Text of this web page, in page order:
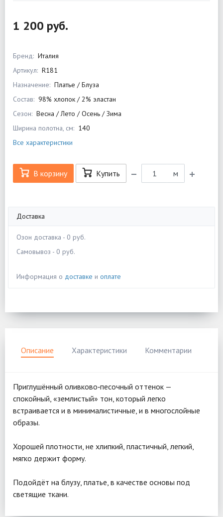
1 200 руб.
Бренд: Италия
Артикул: R181
Назначение: Платье / Блуза
Состав: 98% хлопок / 2% эластан
Сезон: Весна / Лето / Осень / Зима
Ширина полотна, см: 140
Все характеристики
В корзину Купить м
Доставка
Озон доставка - 0 руб.
Самовывоз - 0 руб.
Информация о доставке и оплате
Описание Характеристики Комментарии
Приглушённый оливково‑песочный оттенок —
спокойный, «землистый» тон, который легко
встраивается и в минималистичные, и в многослойные
образы.
Хорошей плотности, не хлипкий, пластичный, легкий,
мягко держит форму.
Подойдёт на блузу, платье, в качестве основы под
светящие ткани.